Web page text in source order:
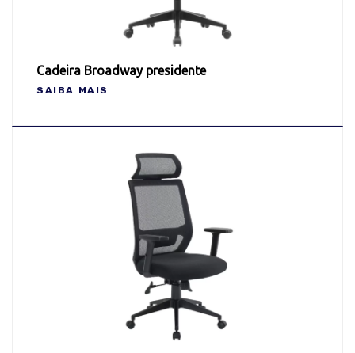
Cadeira Broadway presidente
SAIBA MAIS